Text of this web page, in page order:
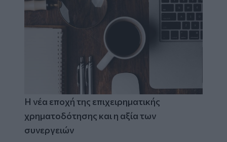
Η νέα εποχή της επιχειρηματικής
χρηματοδότησης και η αξία των
συνεργειών